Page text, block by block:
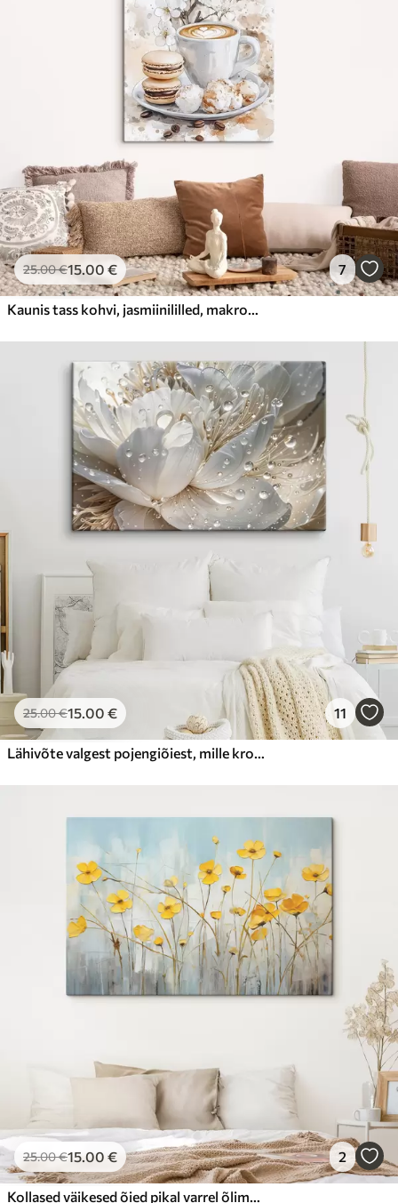
25.00€15.00 € 7
Kaunis tass kohvi, jasmiinililled, makroonid, pehmed akvarellvärvid
25.00€15.00 € 11
Lähivõte valgest pojengiõiest, mille kroonlehtedel on veepiisad, hägusel taustal
25.00€15.00 € 2
Kollased väikesed õied pikal varrel õlimaal